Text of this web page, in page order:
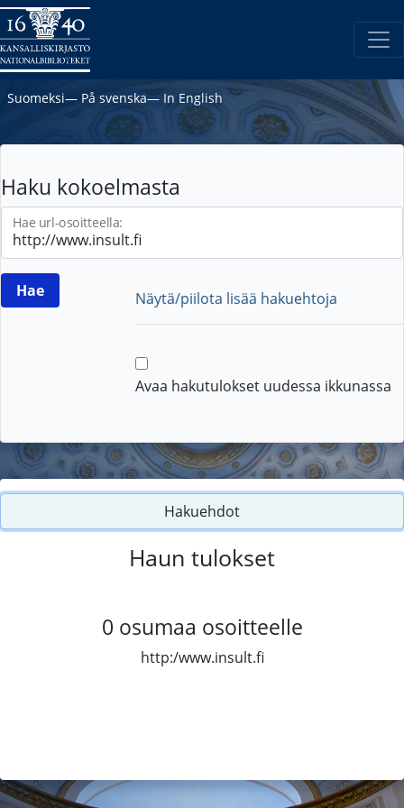
Suomeksi― På svenska― In English
Haku kokoelmasta
Hae url-osoitteella:
Näytä/piilota lisää hakuehtoja
Avaa hakutulokset uudessa ikkunassa
Hakuehdot
Haun tulokset
0 osumaa osoitteelle
http:/www.insult.fi